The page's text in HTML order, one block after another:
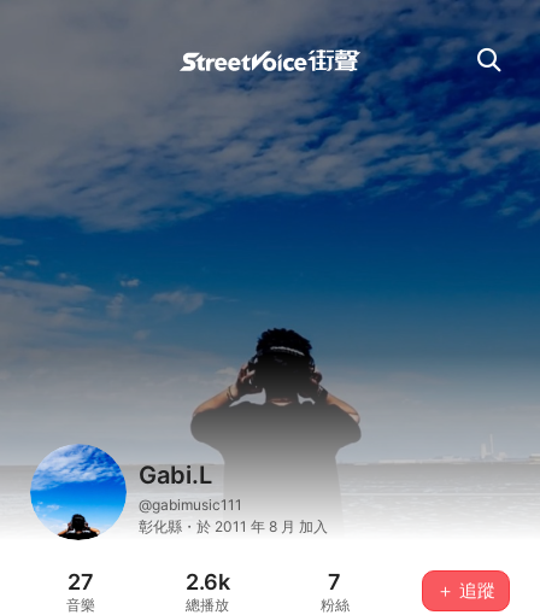
Gabi.L
@gabimusic111
彰化縣・於 2011 年 8 月 加入
27
音樂
2.6k
總播放
7
粉絲
＋ 追蹤